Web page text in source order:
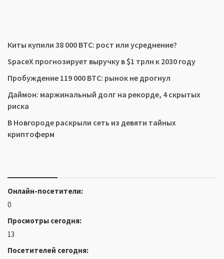
Киты купили 38 000 BTC: рост или усреднение?
SpaceX прогнозирует выручку в $1 трлн к 2030 году
Пробуждение 119 000 BTC: рынок не дрогнул
Даймон: маржинальный долг на рекорде, 4 скрытых
риска
В Новгороде раскрыли сеть из девяти тайных
криптоферм
Онлайн-посетители:
0
Просмотры сегодня:
13
Посетителей сегодня: